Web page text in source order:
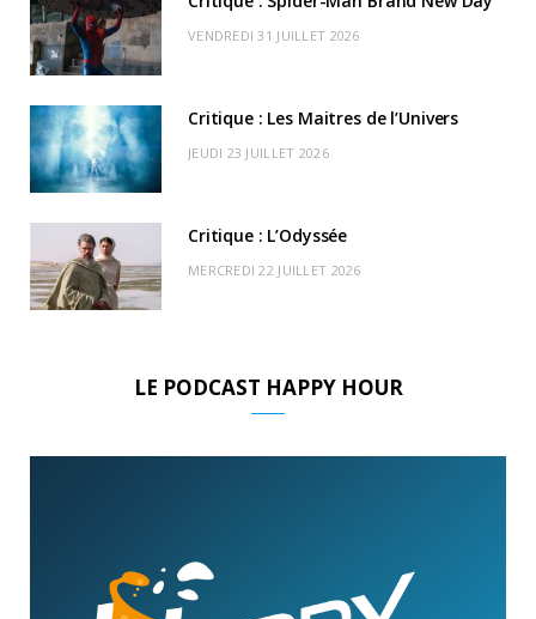
r
)
m
VENDREDI 31 JUILLET 2026
Critique : Les Maitres de l’Univers
JEUDI 23 JUILLET 2026
Critique : L’Odyssée
MERCREDI 22 JUILLET 2026
LE PODCAST HAPPY HOUR